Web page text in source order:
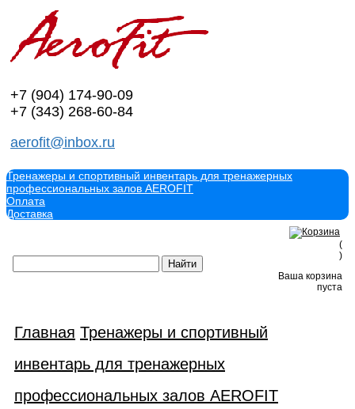
+7 (904) 174-90-09
+7 (343) 268-60-84
aerofit@inbox.ru
Тренажеры и спортивный инвентарь для тренажерных
профессиональных залов AEROFIT
Оплата
Доставка
(
)
Ваша корзина
пуста
Главная Тренажеры и спортивный
инвентарь для тренажерных
профессиональных залов AEROFIT